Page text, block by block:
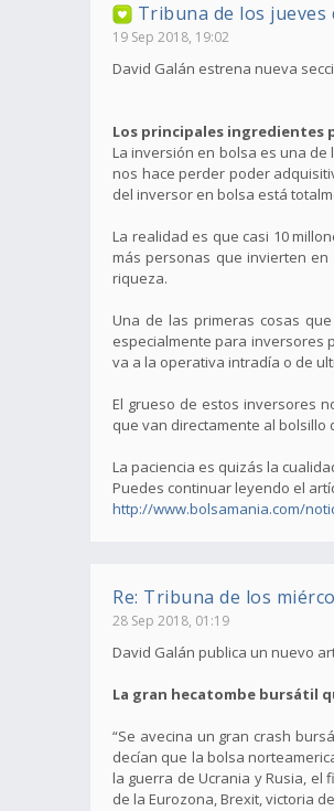
Tribuna de los jueves
19 Sep 2018, 19:02
David Galán estrena nueva
Los principales ingredientes
La inversión en bolsa es una
nos hace perder poder
del inversor en bolsa está
La realidad es que casi 10
más personas que invierten
riqueza.
Una de las primeras cosas
especialmente para inversores
va a la operativa intradía o de
El grueso de estos inversores
que van directamente al bolsillo
La paciencia es quizás la
Puedes continuar leyendo el
http://www.bolsamania.com/
Re: Tribuna de los
28 Sep 2018, 01:19
David Galán publica un nuevo
La gran hecatombe bursátil
“Se avecina un gran crash
decían que la bolsa
la guerra de Ucrania y Rusia, el
de la Eurozona, Brexit, victoria